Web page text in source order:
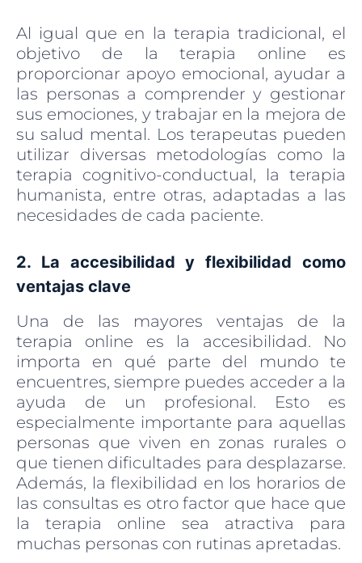
Al igual que en la terapia tradicional, el
objetivo de la terapia online es
proporcionar apoyo emocional, ayudar a
las personas a comprender y gestionar
sus emociones, y trabajar en la mejora de
su salud mental. Los terapeutas pueden
utilizar diversas metodologías como la
terapia cognitivo-conductual, la terapia
humanista, entre otras, adaptadas a las
necesidades de cada paciente.
2. La accesibilidad y flexibilidad como
ventajas clave
Una de las mayores ventajas de la
terapia online es la accesibilidad. No
importa en qué parte del mundo te
encuentres, siempre puedes acceder a la
ayuda de un profesional. Esto es
especialmente importante para aquellas
personas que viven en zonas rurales o
que tienen dificultades para desplazarse.
Además, la flexibilidad en los horarios de
las consultas es otro factor que hace que
la terapia online sea atractiva para
muchas personas con rutinas apretadas.